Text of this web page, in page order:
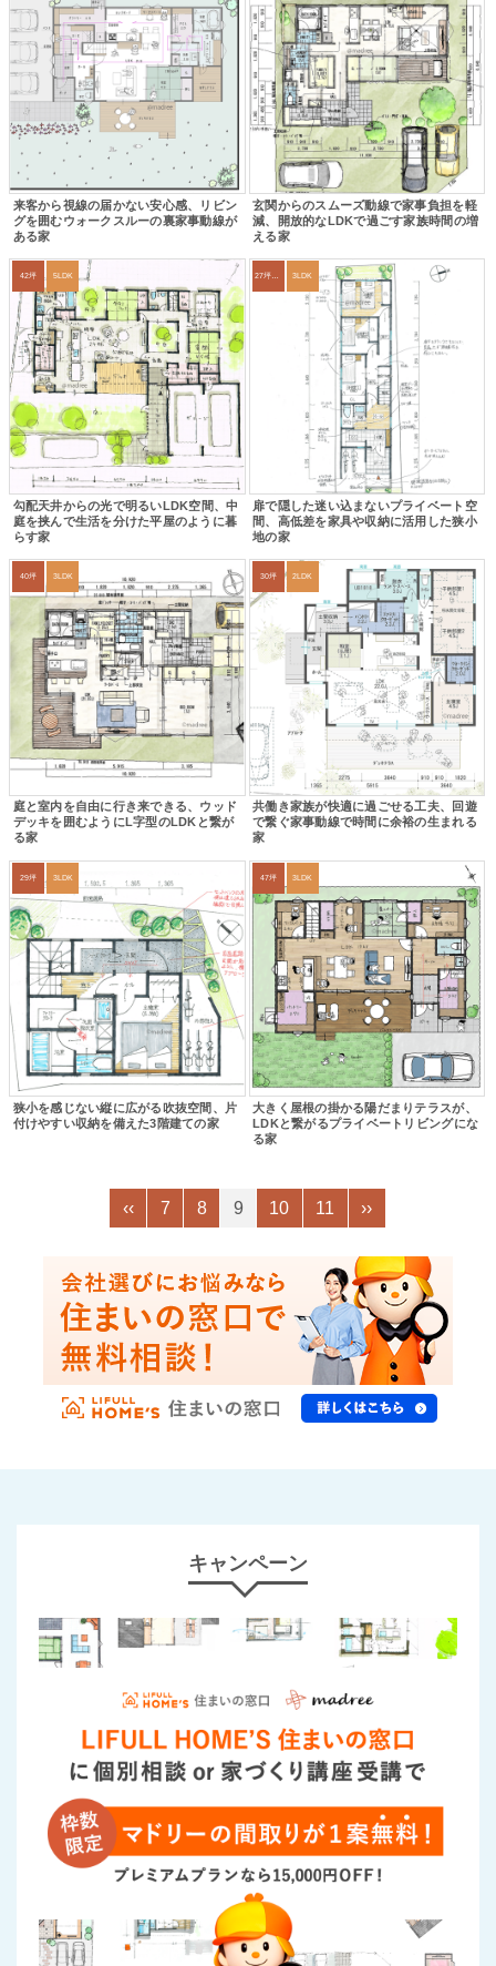
来客から視線の届かない安心感、リビン
グを囲むウォークスルーの裏家事動線が
ある家
玄関からのスムーズ動線で家事負担を軽
減、開放的なLDKで過ごす家族時間の増
える家
42坪 5LDK
勾配天井からの光で明るいLDK空間、中
庭を挟んで生活を分けた平屋のように暮
らす家
27坪〜30坪 3LDK
扉で隠した迷い込まないプライベート空
間、高低差を家具や収納に活用した狭小
地の家
40坪 3LDK
庭と室内を自由に行き来できる、ウッド
デッキを囲むようにL字型のLDKと繋が
る家
30坪 2LDK
共働き家族が快適に過ごせる工夫、回遊
で繋ぐ家事動線で時間に余裕の生まれる
家
29坪 3LDK
狭小を感じない縦に広がる吹抜空間、片
付けやすい収納を備えた3階建ての家
47坪 3LDK
大きく屋根の掛かる陽だまりテラスが、
LDKと繋がるプライベートリビングにな
る家
‹‹ 7 8 9 10 11 ››
キャンペーン